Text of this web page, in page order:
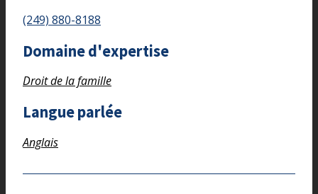
(249) 880-8188
Domaine d'expertise
Droit de la famille
Langue parlée
Anglais